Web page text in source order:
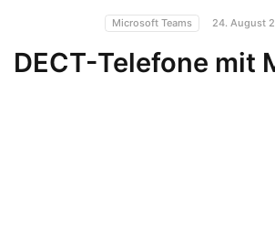
Microsoft Teams 24. August
DECT-Telefone mit